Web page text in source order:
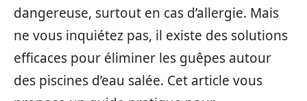
dangereuse, surtout en cas d’allergie. Mais
ne vous inquiétez pas, il existe des solutions
efficaces pour éliminer les guêpes autour
des piscines d’eau salée. Cet article vous